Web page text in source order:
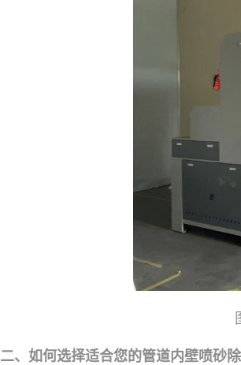
二、如何选择适合您的管道内壁喷砂